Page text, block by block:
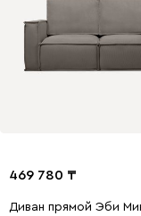
469 780
Диван прямой Эби